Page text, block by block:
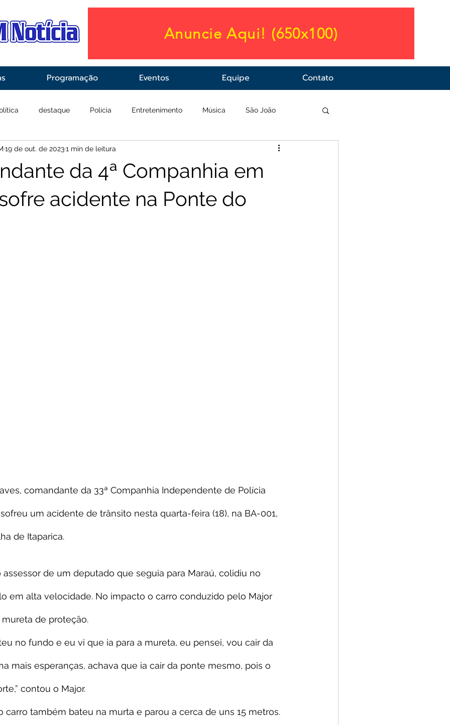
Anuncie Aqui! (650x100)
Programação Eventos Equipe Contato
destaque Polícia Entretenimento Música São João
Saúde
da 4ª Companhia em
acidente na Ponte do
19 de out. de 20231 min de leitura
comandante da 33ª Companhia Independente de Polícia
um acidente de trânsito nesta quarta-feira (18), na BA-001,
de Itaparica.
assessor de um deputado que seguia para Maraú, colidiu no
em alta velocidade. No impacto o carro conduzido pelo Major
de proteção.
no fundo e eu vi que ia para a mureta, eu pensei, vou cair da
mais esperanças, achava que ia cair da ponte mesmo, pois o
contou o Major.
carro também bateu na murta e parou a cerca de uns 15 metros.